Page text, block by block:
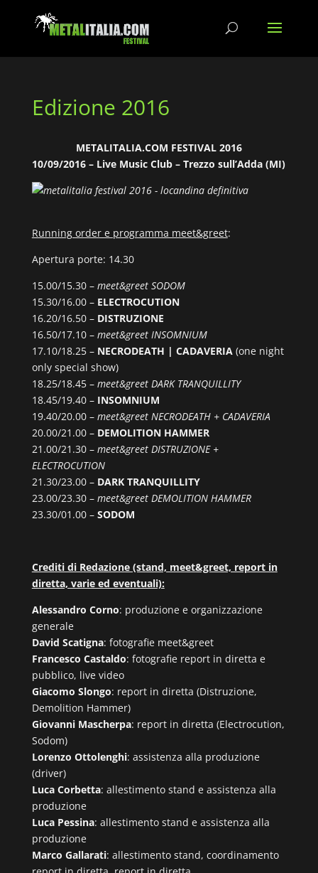
Edizione 2016
METALITALIA.COM FESTIVAL 2016
10/09/2016 – Live Music Club – Trezzo sull’Adda (MI)
Running order e programma meet&greet:
Apertura porte: 14.30
15.00/15.30 – meet&greet SODOM
15.30/16.00 – ELECTROCUTION
16.20/16.50 – DISTRUZIONE
16.50/17.10 – meet&greet INSOMNIUM
17.10/18.25 – NECRODEATH | CADAVERIA (one night
only special show)
18.25/18.45 – meet&greet DARK TRANQUILLITY
18.45/19.40 – INSOMNIUM
19.40/20.00 – meet&greet NECRODEATH + CADAVERIA
20.00/21.00 – DEMOLITION HAMMER
21.00/21.30 – meet&greet DISTRUZIONE +
ELECTROCUTION
21.30/23.00 – DARK TRANQUILLITY
23.00/23.30 – meet&greet DEMOLITION HAMMER
23.30/01.00 – SODOM
Crediti di Redazione (stand, meet&greet, report in
diretta, varie ed eventuali):
Alessandro Corno: produzione e organizzazione
generale
David Scatigna: fotografie meet&greet
Francesco Castaldo: fotografie report in diretta e
pubblico, live video
Giacomo Slongo: report in diretta (Distruzione,
Demolition Hammer)
Giovanni Mascherpa: report in diretta (Electrocution,
Sodom)
Lorenzo Ottolenghi: assistenza alla produzione
(driver)
Luca Corbetta: allestimento stand e assistenza alla
produzione
Luca Pessina: allestimento stand e assistenza alla
produzione
Marco Gallarati: allestimento stand, coordinamento